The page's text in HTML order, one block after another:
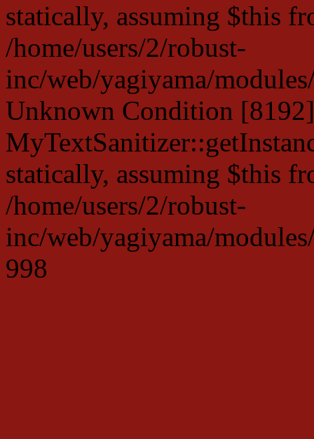
statically, assuming $this
/home/users/2/robust-
inc/web/yagiyama/
Unknown Condition
statically, assuming $this
/home/users/2/robust-
inc/web/yagiyama/
998